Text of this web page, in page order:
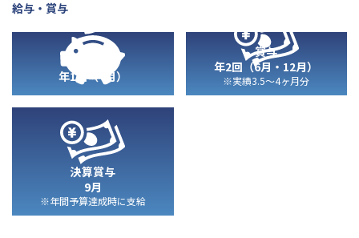
給与・賞与
年1回（4月）
賞与
年2回（6月・12月）
※実績3.5～4ヶ月分
決算賞与
9月
※年間予算達成時に支給